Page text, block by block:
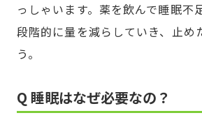
っしゃいます。薬を飲んで睡眠不
段階的に量を減らしていき、止め
う。
Q 睡眠はなぜ必要なの？